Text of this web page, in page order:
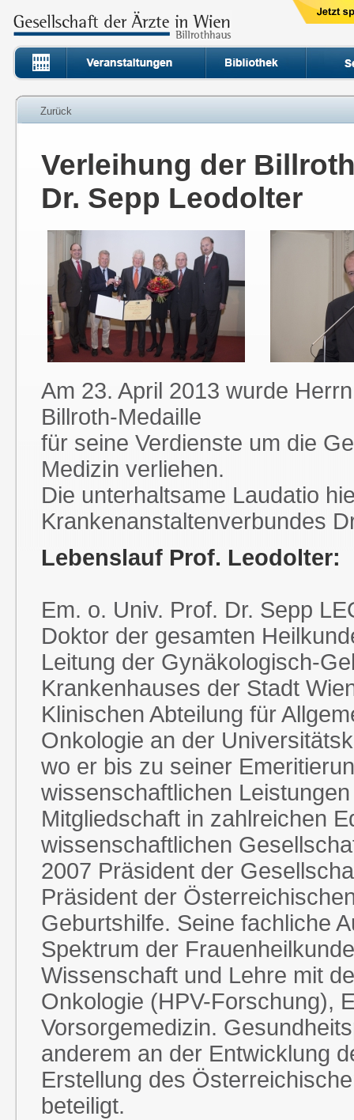
Zurück
Verleihung der
Dr. Sepp Leodolter
Am 23. April 2013 wurde
Billroth-Medaille
für seine Verdienste um die
Medizin verliehen.
Die unterhaltsame Laudatio
Krankenanstaltenverbundes
Lebenslauf Prof. Leodolter:
Em. o. Univ. Prof. Dr. Sepp
Doktor der gesamten
Leitung der Gynäkologisch-
Krankenhauses der Stadt
Klinischen Abteilung für
Onkologie an der
wo er bis zu seiner
wissenschaftlichen
Mitgliedschaft in zahlreichen
wissenschaftlichen
2007 Präsident der
Präsident der
Geburtshilfe. Seine fachliche
Spektrum der
Wissenschaft und Lehre mit
Onkologie (HPV-Forschung),
Vorsorgemedizin.
anderem an der Entwicklung
Erstellung des
beteiligt.